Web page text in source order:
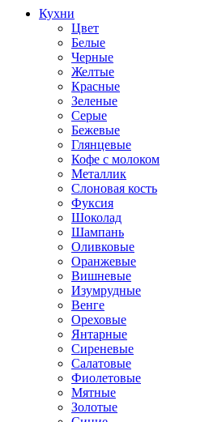
Кухни
Цвет
Белые
Черные
Желтые
Красные
Зеленые
Серые
Бежевые
Глянцевые
Кофе с молоком
Металлик
Слоновая кость
Фуксия
Шоколад
Шампань
Оливковые
Оранжевые
Вишневые
Изумрудные
Венге
Ореховые
Янтарные
Сиреневые
Салатовые
Фиолетовые
Мятные
Золотые